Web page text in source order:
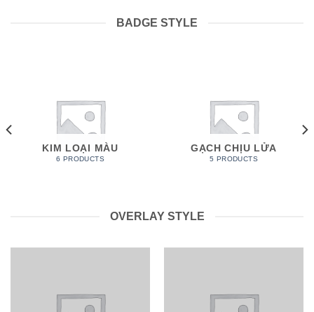
BADGE STYLE
KIM LOẠI MÀU
6 PRODUCTS
GẠCH CHỊU LỬA
5 PRODUCTS
OVERLAY STYLE